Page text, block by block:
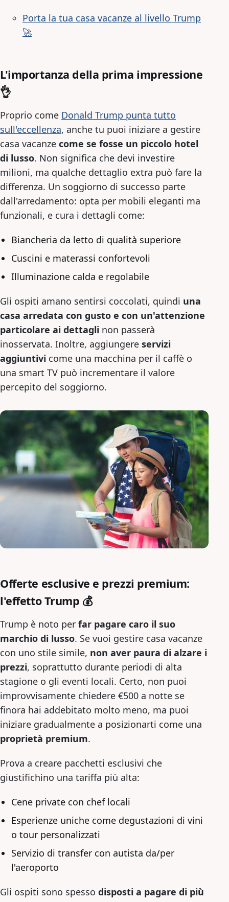
Porta la tua casa vacanze al livello Trump
🚀
L'importanza della prima impressione
👌
Proprio come Donald Trump punta tutto
sull'eccellenza, anche tu puoi iniziare a gestire
casa vacanze come se fosse un piccolo hotel
di lusso. Non significa che devi investire
milioni, ma qualche dettaglio extra può fare la
differenza. Un soggiorno di successo parte
dall'arredamento: opta per mobili eleganti ma
funzionali, e cura i dettagli come:
Biancheria da letto di qualità superiore
Cuscini e materassi confortevoli
Illuminazione calda e regolabile
Gli ospiti amano sentirsi coccolati, quindi una
casa arredata con gusto e con un'attenzione
particolare ai dettagli non passerà
inosservata. Inoltre, aggiungere servizi
aggiuntivi come una macchina per il caffè o
una smart TV può incrementare il valore
percepito del soggiorno.
Offerte esclusive e prezzi premium:
l'effetto Trump 💰
Trump è noto per far pagare caro il suo
marchio di lusso. Se vuoi gestire casa vacanze
con uno stile simile, non aver paura di alzare i
prezzi, soprattutto durante periodi di alta
stagione o gli eventi locali. Certo, non puoi
improvvisamente chiedere €500 a notte se
finora hai addebitato molto meno, ma puoi
iniziare gradualmente a posizionarti come una
proprietà premium.
Prova a creare pacchetti esclusivi che
giustifichino una tariffa più alta:
Cene private con chef locali
Esperienze uniche come degustazioni di vini
o tour personalizzati
Servizio di transfer con autista da/per
l'aeroporto
Gli ospiti sono spesso disposti a pagare di più